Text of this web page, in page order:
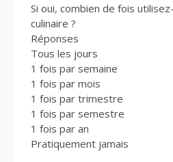
Si oui, combien de fois
culinaire ?
Réponses
Tous les jours
1 fois par semaine
1 fois par mois
1 fois par trimestre
1 fois par semestre
1 fois par an
Pratiquement jamais